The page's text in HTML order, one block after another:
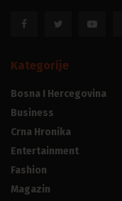
Kategorije
Bosna I Hercegovina
Business
Crna Hronika
Entertainment
Fashion
Magazin